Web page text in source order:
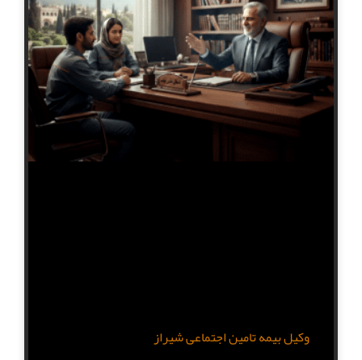
وکیل بیمه تامین اجتماعی شیراز